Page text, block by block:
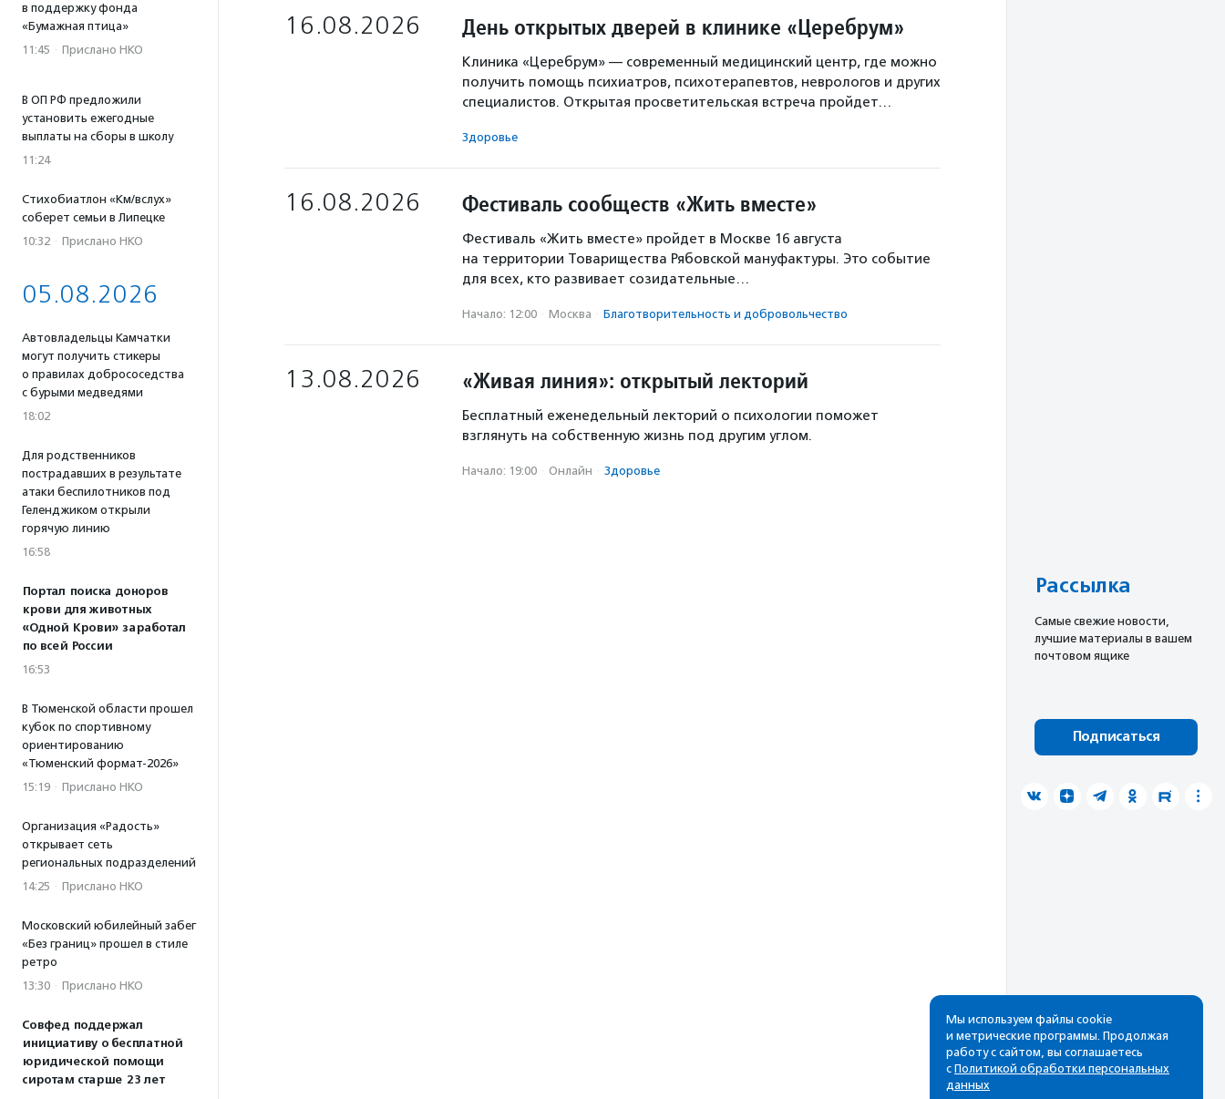
в поддержку фонда
«Бумажная птица»
11:45 · Прислано НКО
В ОП РФ предложили
установить ежегодные
выплаты на сборы в школу
11:24
Стихобиатлон «Км/вслух»
соберет семьи в Липецке
10:32 · Прислано НКО
05.08.2026
Автовладельцы Камчатки
могут получить стикеры
о правилах добрососедства
с бурыми медведями
18:02
Для родственников
пострадавших в результате
атаки беспилотников под
Геленджиком открыли
горячую линию
16:58
Портал поиска доноров
крови для животных
«Одной Крови» заработал
по всей России
16:53
В Тюменской области прошел
кубок по спортивному
ориентированию
«Тюменский формат-2026»
15:19 · Прислано НКО
Организация «Радость»
открывает сеть
региональных подразделений
14:25 · Прислано НКО
Московский юбилейный забег
«Без границ» прошел в стиле
ретро
13:30 · Прислано НКО
Совфед поддержал
инициативу о бесплатной
юридической помощи
сиротам старше 23 лет
16.08.2026 День открытых дверей в клинике «Церебрум»
Клиника «Церебрум» — современный медицинский центр, где можно
получить помощь психиатров, психотерапевтов, неврологов и других
специалистов. Открытая просветительская встреча пройдет…
Здоровье
16.08.2026 Фестиваль сообществ «Жить вместе»
Фестиваль «Жить вместе» пройдет в Москве 16 августа
на территории Товарищества Рябовской мануфактуры. Это событие
для всех, кто развивает созидательные…
Начало: 12:00 · Москва · Благотвори­тель­ность и доброволь­чест­во
13.08.2026 «Живая линия»: открытый лекторий
Бесплатный еженедельный лекторий о психологии поможет
взглянуть на собственную жизнь под другим углом.
Начало: 19:00 · Онлайн · Здоровье
Рассылка
Cамые свежие новости,
лучшие материалы в вашем
почтовом ящике
Подписаться
Мы используем файлы cookie
и метрические программы. Продолжая
работу с сайтом, вы соглашаетесь
с Политикой обработки персональных
данных